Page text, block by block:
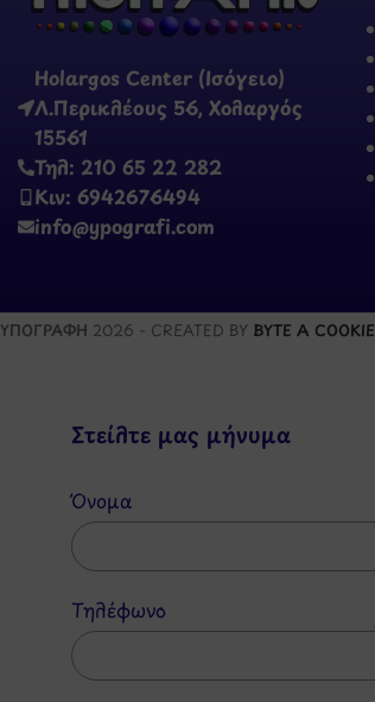
Holargos Center (Ισόγειο)
Λ.Περικλέους 56, Χολαργός
15561
Τηλ: 210 65 22 282
Κιν: 6942676494
info@ypografi.com
ΥΠΟΓΡΑΦΗ 2026 - CREATED BY BYTE A COOKIE
Στείλτε μας μήνυμα
Όνομα
Τηλέφωνο